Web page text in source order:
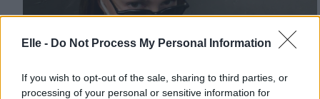
Elle - Do Not Process My Personal Information
If you wish to opt-out of the sale, sharing to third parties, or
processing of your personal or sensitive information for